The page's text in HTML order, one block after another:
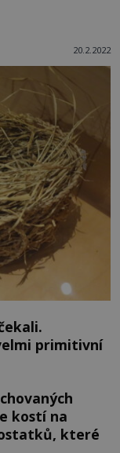
20.2.2022
primitivní
kostí na
které